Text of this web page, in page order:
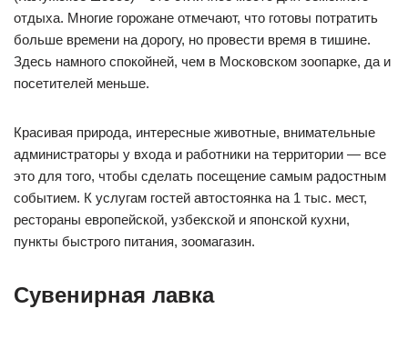
отдыха. Многие горожане отмечают, что готовы потратить
больше времени на дорогу, но провести время в тишине.
Здесь намного спокойней, чем в Московском зоопарке, да и
посетителей меньше.
Красивая природа, интересные животные, внимательные
администраторы у входа и работники на территории — все
это для того, чтобы сделать посещение самым радостным
событием. К услугам гостей автостоянка на 1 тыс. мест,
рестораны европейской, узбекской и японской кухни,
пункты быстрого питания, зоомагазин.
Сувенирная лавка